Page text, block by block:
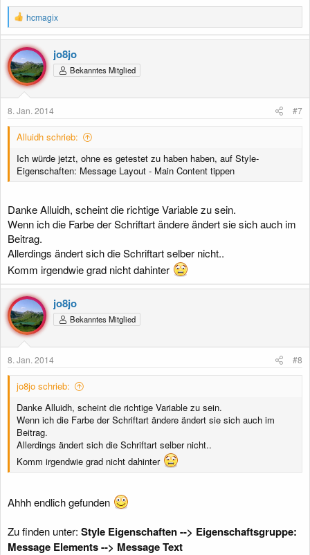
R
e
a
k
t
i
o
n
n
hcmagix
jo8jo
Bekanntes Mitglied
8. Jan. 2014 #7
Alluidh schrieb:
Ich würde jetzt, ohne es getestet zu haben haben, auf Style-
Eigenschaften: Message Layout - Main Content tippen
Danke Alluidh, scheint die richtige Variable zu sein.
Wenn ich die Farbe der Schriftart ändere ändert sie sich auch im
Beitrag.
Allerdings ändert sich die Schriftart selber nicht..
Komm irgendwie grad nicht dahinter
jo8jo
Bekanntes Mitglied
8. Jan. 2014 #8
jo8jo schrieb:
Danke Alluidh, scheint die richtige Variable zu sein.
Wenn ich die Farbe der Schriftart ändere ändert sie sich auch im
Beitrag.
Allerdings ändert sich die Schriftart selber nicht..
Komm irgendwie grad nicht dahinter
Ahhh endlich gefunden
Zu finden unter: Style Eigenschaften --> Eigenschaftsgruppe:
Message Elements --> Message Text